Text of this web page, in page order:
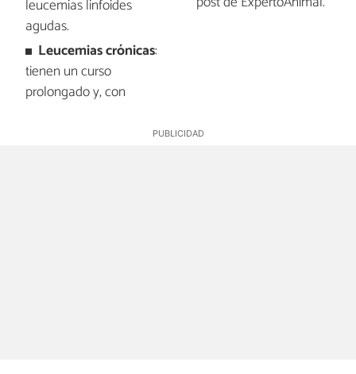
leucemias linfoides
agudas.
Leucemias crónicas:
tienen un curso
prolongado y, con